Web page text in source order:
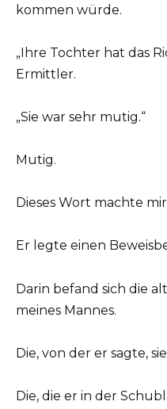
kommen würde.
„Ihre Tochter hat das
Ermittler.
„Sie war sehr mutig.“
Mutig.
Dieses Wort machte
Er legte einen
Darin befand sich die
meines Mannes.
Die, von der er sagte,
Die, die er in der